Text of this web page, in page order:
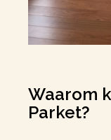
Waarom
Parket?